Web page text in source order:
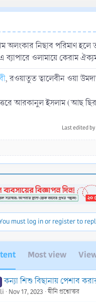
অলংকার নিছাব পরিমাণ
ব্যাপারে ওলামায়ে কেরাম
, রওয়াতুত ত্বালেবীন ওয়া
আরকানুল ইসলাম (আছ
Last edited
must log in or register to
Most view
কন্যা শিশু বিছানায় পেশাব করার পর তা শুকিয়ে গেলে তার উপর শয়ন করলে শরীর নাপাক হয়ে
Nov 17, 2023 দ্বীনি প্রশ্নোত্তর